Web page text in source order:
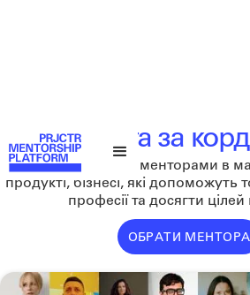
Робота за
Бронюйте зустріч з менторами в
продукті, бізнесі, які допоможуть
професії та досягти
ОБРАТИ МЕНТОРА